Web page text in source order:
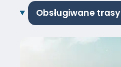
Obsługiwane trasy